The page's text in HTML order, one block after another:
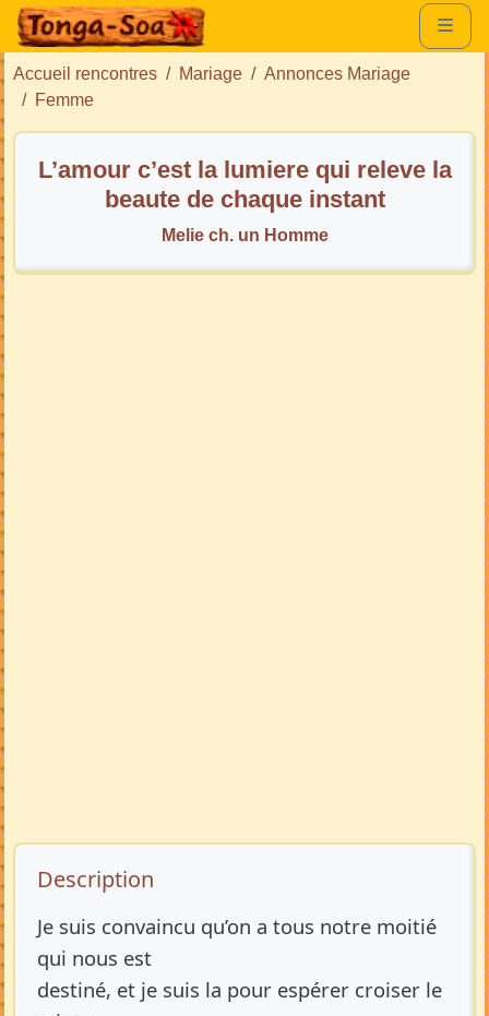
Accueil rencontres Mariage
Annonces Mariage
Femme
L’amour c’est la lumiere qui releve la
beaute de chaque instant
Melie ch. un Homme
Description de l’annonce
Description
Je suis convaincu qu’on a tous notre moitié
qui nous est
destiné, et je suis la pour espérer croiser le